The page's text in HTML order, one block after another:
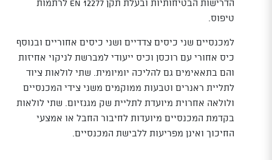
הדרישות הבטיחותיות ובעלת תקן EN 12277 לרתמות
טיפוס.
למכנסיים שני כיסים צדדיים ושני כיסים אחוריים ובנוסף
כיס אחורי עם רוכסן וכיס ייעודי למברשת לניקוי אחיזות
והם בתאאימים גם להליכה יומיומית. שתי לולאות ציוד
לתליית ראנרים וטבעות ממוקמים משני צידי המכנסיים
ולולאה אחרוית מיועדת לתליית שק מגנזיום. שתי לולאות
בקדמת המכנסיים מיועדות לחיבור החבל או אמצעי
החיכוך ואינן מפריעות ללבישת המכנסיים.